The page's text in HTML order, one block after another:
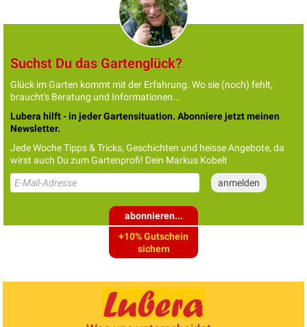
Suchst Du das Gartenglück?
Glück im Garten kommt mit der Erfahrung. Wo sie (noch) fehlt,
braucht's Beratung und Informationen...
Lubera hilft - in jeder Gartensituation. Abonniere jetzt meinen
Newsletter.
Jede Woche Tipps & Tricks, Geschichten und heisse Angebote, da
wirst auch Du zum Gartenprofi! Dein Markus Kobelt
abonnieren...
+10% Gutschein
sichern